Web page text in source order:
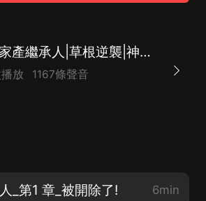
億萬家產繼承人|草根逆襲|神級神豪升級系統|都市異能爽文|創業|AI多播
放 1167條聲音
_第1 章_被開除了! 6min